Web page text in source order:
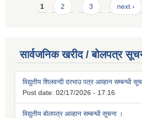
Pages
1 2 3 next ›
सार्वजनिक खरीद / बोलपत्र
विद्युतीय शिलवन्दी दरभाउ पत्र आव्हान सम्बन्धी
Post date: 02/17/2026 - 17:16
विद्युतीय बोलपत्र आव्हान सम्बन्धी सूचना ।